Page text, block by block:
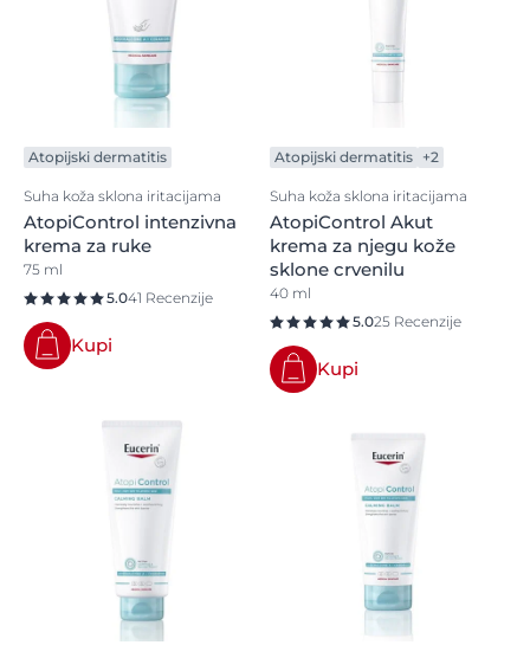
Atopijski dermatitis
Suha koža sklona iritacijama
AtopiControl intenzivna
krema za ruke
75 ml
5.041 Recenzije
Kupi
Atopijski dermatitis +2
Suha koža sklona iritacijama
AtopiControl Akut
krema za njegu kože
sklone crvenilu
40 ml
5.025 Recenzije
Kupi